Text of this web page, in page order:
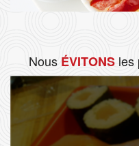
Nous ÉVITONSles